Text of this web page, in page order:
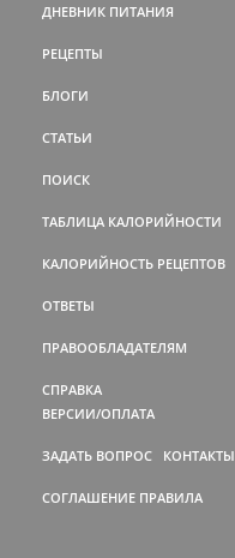
ДНЕВНИК ПИТАНИЯ
РЕЦЕПТЫ
БЛОГИ
СТАТЬИ
ПОИСК
ТАБЛИЦА КАЛОРИЙНОСТИ
КАЛОРИЙНОСТЬ РЕЦЕПТОВ
ОТВЕТЫ
ПРАВООБЛАДАТЕЛЯМ
СПРАВКА
ВЕРСИИ/ОПЛАТА
ЗАДАТЬ ВОПРОС КОНТАКТЫ
СОГЛАШЕНИЕ ПРАВИЛА